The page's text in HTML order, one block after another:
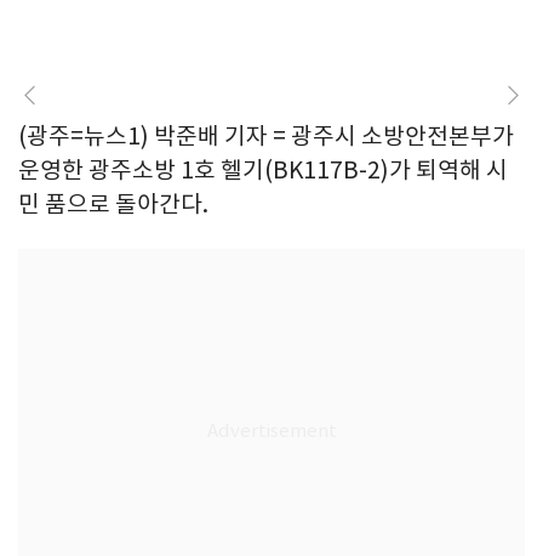
(광주=뉴스1) 박준배 기자 = 광주시 소방안전본부가
운영한 광주소방 1호 헬기(BK117B-2)가 퇴역해 시
민 품으로 돌아간다.